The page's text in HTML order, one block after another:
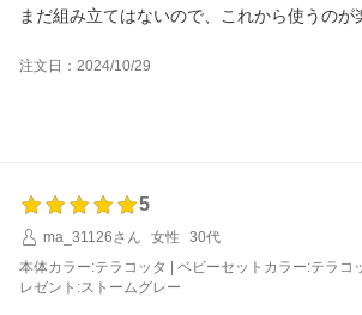
まだ組み立てはないので、これから使うのが
注文日：2024/10/29
5
ma_31126さん
女性
30代
本体カラー:テラコッタ | ベビーセットカラー:テラコ
レゼント:ストームグレー